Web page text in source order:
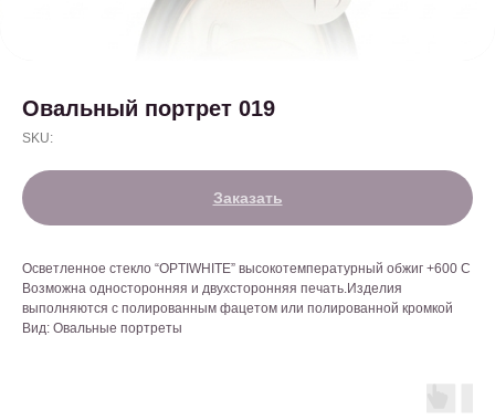
Овальный портрет 019
SKU:
Заказать
Осветленное стекло “OPTIWHITE” высокотемпературный обжиг +600 С
Возможна односторонняя и двухсторонняя печать.Изделия
выполняются с полированным фацетом или полированной кромкой
Вид: Овальные портреты